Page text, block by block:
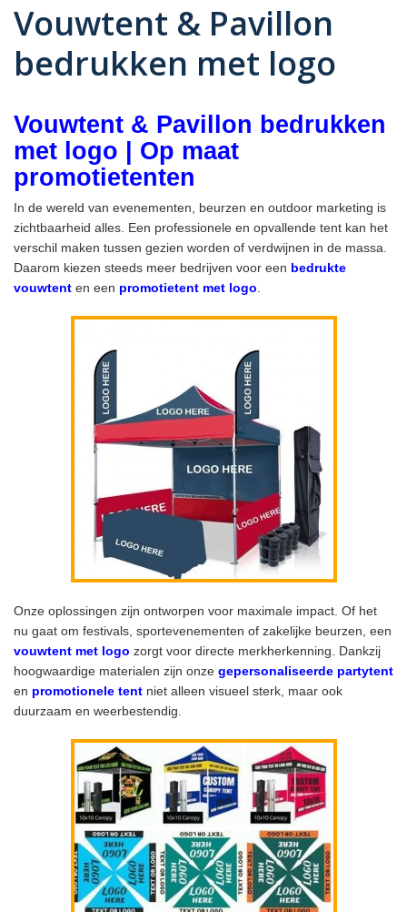
Vouwtent & Pavillon
bedrukken met logo
Vouwtent & Pavillon bedrukken
met logo | Op maat
promotietenten
In de wereld van evenementen, beurzen en outdoor marketing is
zichtbaarheid alles. Een professionele en opvallende tent kan het
verschil maken tussen gezien worden of verdwijnen in de massa.
Daarom kiezen steeds meer bedrijven voor een bedrukte
vouwtent en een promotietent met logo
Onze oplossingen zijn ontworpen voor maximale impact. Of het
nu gaat om festivals, sportevenementen of zakelijke beurzen, een
vouwtent met logo zorgt voor directe merkherkenning. Dankzij
hoogwaardige materialen zijn onze gepersonaliseerde partytent
en promotionele tent niet alleen visueel sterk, maar ook
duurzaam en weerbestendig.